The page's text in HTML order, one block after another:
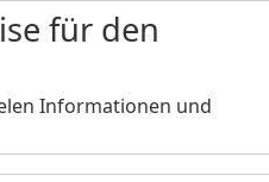
für den
Informationen und